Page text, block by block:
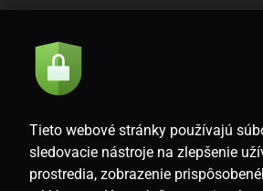
Súhlasím so
SK
Tieto webové stránky používajú
sledovacie nástroje na zlepšenie
prostredia, zobrazenie